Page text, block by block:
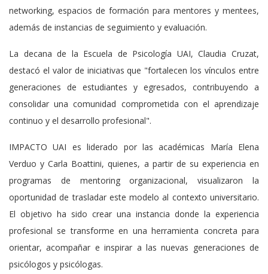
networking, espacios de formación para mentores y mentees,
además de instancias de seguimiento y evaluación.
La decana de la Escuela de Psicología UAI, Claudia Cruzat,
destacó el valor de iniciativas que "fortalecen los vínculos entre
generaciones de estudiantes y egresados, contribuyendo a
consolidar una comunidad comprometida con el aprendizaje
continuo y el desarrollo profesional".
IMPACTO UAI es liderado por las académicas María Elena
Verduo y Carla Boattini, quienes, a partir de su experiencia en
programas de mentoring organizacional, visualizaron la
oportunidad de trasladar este modelo al contexto universitario.
El objetivo ha sido crear una instancia donde la experiencia
profesional se transforme en una herramienta concreta para
orientar, acompañar e inspirar a las nuevas generaciones de
psicólogos y psicólogas.